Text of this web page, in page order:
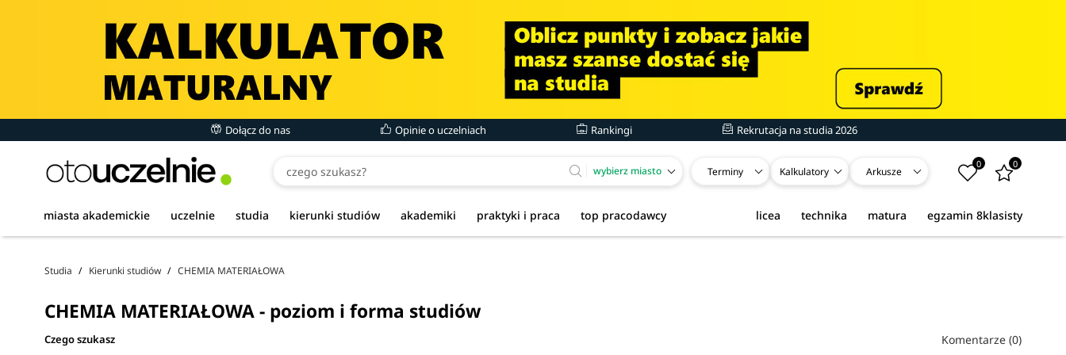
Dołącz do nas Opinie o uczelniach Rankingi Rekrutacja na studia 2026
wybierz miasto Terminy Kalkulatory Arkusze
0 0
miasta akademickie uczelnie studia kierunki studiów akademiki praktyki i praca top pracodawcy egzamin 8klasisty
matura
technika
licea
Studia Kierunki studiów CHEMIA MATERIAŁOWA
CHEMIA MATERIAŁOWA - poziom i forma studiów
Czego szukasz Komentarze (0)